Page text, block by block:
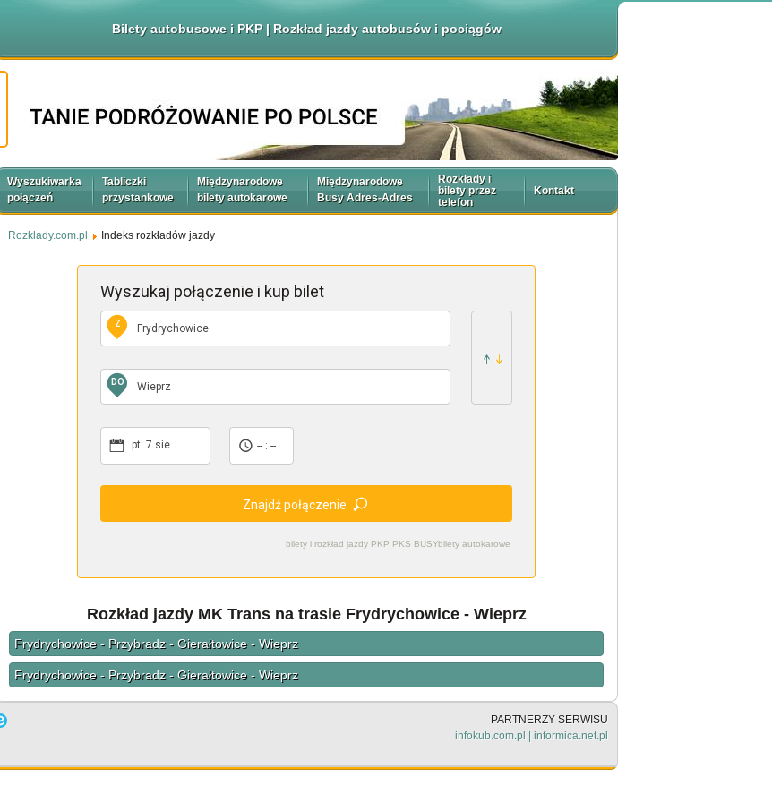
Bilety autobusowe i PKP | Rozkład jazdy autobusów i pociągów
Wyszukiwarka
połączeń
Tabliczki
przystankowe
Międzynarodowe
bilety autokarowe
Międzynarodowe
Busy Adres-Adres
Rozkłady i
bilety przez
telefon
Kontakt
Rozklady.com.pl Indeks rozkładów jazdy
bilety i rozkład jazdy PKP PKS BUSYbilety autokarowe
Wyszukaj połączenie i kup bilet
Z
DO
pt. 7 sie. -- : --
Znajdź połączenie
Rozkład jazdy MK Trans na trasie Frydrychowice - Wieprz
Frydrychowice - Przybradz - Gierałtowice - Wieprz
Frydrychowice - Przybradz - Gierałtowice - Wieprz
PARTNERZY SERWISU
infokub.com.pl
informica.net.pl